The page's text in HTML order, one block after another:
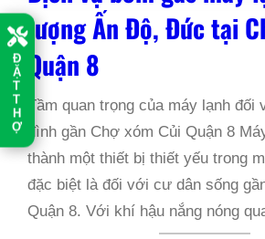
Đ
Ặ
T
T
H
Ợ
lượng Ấn Độ, Đức tại
Quận 8
Tầm quan trọng của máy lạnh đối
đình gần Chợ xóm Củi Quận 8
thành một thiết bị thiết yếu trong
đặc biệt là đối với cư dân sống
Quận 8. Với khí hậu nắng nóng